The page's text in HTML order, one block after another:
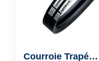
Courroie Trapézoïdale Jumelée 2A128 A3250 - Optibelt KB VB - 2 Brins